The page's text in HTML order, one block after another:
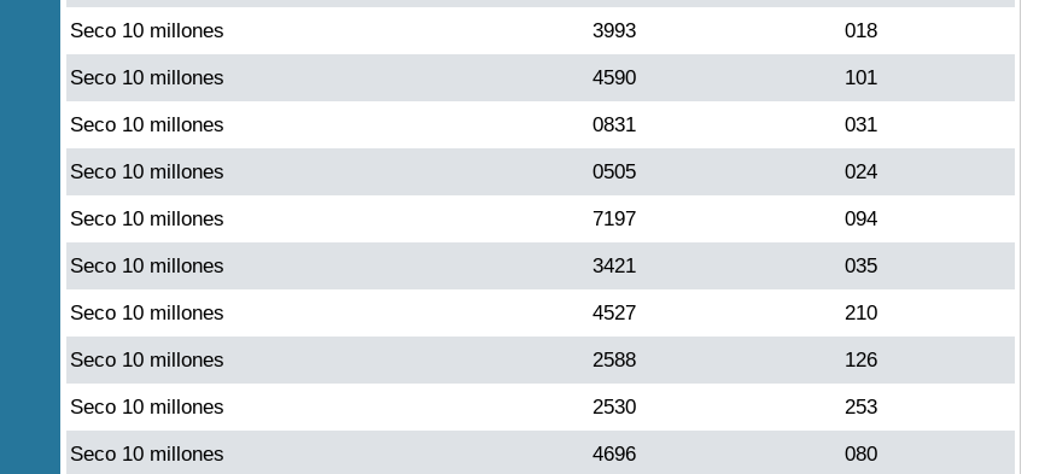
Seco 10 millones 3993 018
Seco 10 millones 4590 101
Seco 10 millones 0831 031
Seco 10 millones 0505 024
Seco 10 millones 7197 094
Seco 10 millones 3421 035
Seco 10 millones 4527 210
Seco 10 millones 2588 126
Seco 10 millones 2530 253
Seco 10 millones 4696 080